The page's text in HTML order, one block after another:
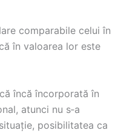
comparabile celui în
în valoarea lor este
încă încorporată în
atunci nu s‑a
posibilitatea ca